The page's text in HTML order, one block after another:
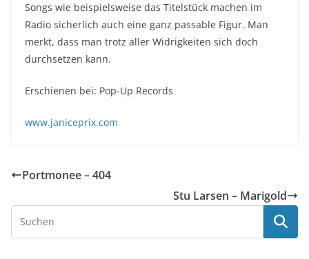
Songs wie beispielsweise das Titelstück machen im
Radio sicherlich auch eine ganz passable Figur. Man
merkt, dass man trotz aller Widrigkeiten sich doch
durchsetzen kann.
Erschienen bei: Pop-Up Records
www.janiceprix.com
Portmonee – 404
Stu Larsen – Marigold